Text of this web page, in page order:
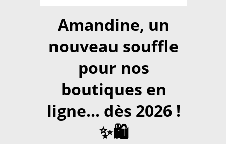
Amandine, un
nouveau souffle
pour nos
boutiques en
ligne... dès 2026 !
✨🛍️